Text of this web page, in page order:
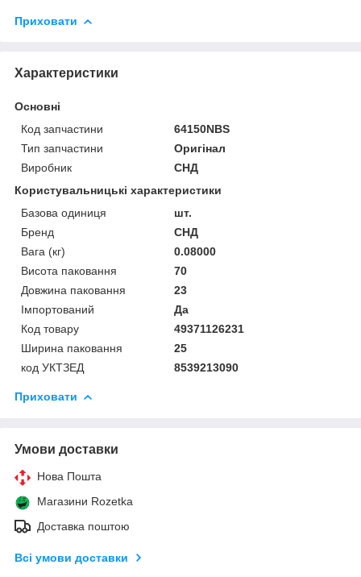
Приховати
Характеристики
Основні
Код запчастини
64150NBS
Тип запчастини
Оригінал
Виробник
СНД
Користувальницькі характеристики
Базова одиниця
шт.
Бренд
СНД
Вага (кг)
0.08000
Висота паковання
70
Довжина паковання
23
Імпортований
Да
Код товару
49371126231
Ширина паковання
25
код УКТЗЕД
8539213090
Приховати
Умови доставки
Нова Пошта
Магазини Rozetka
Доставка поштою
Всі умови доставки